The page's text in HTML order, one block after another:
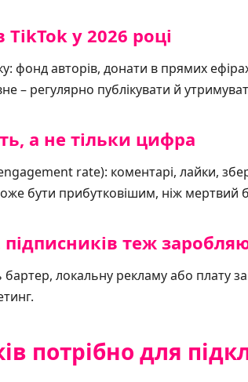
у 2026 році
фонд авторів, донати в прямих
– регулярно публікувати й
а не тільки цифра
rate): коментарі, лайки,
бути прибутковішим, ніж мертвий
теж
локальну рекламу або плату за
потрібно для